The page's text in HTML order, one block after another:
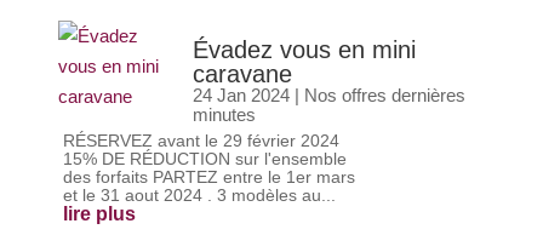
Évadez vous en mini
caravane
24 Jan 2024 | Nos offres dernières
minutes
RÉSERVEZ avant le 29 février 2024
15% DE RÉDUCTION sur l'ensemble
des forfaits PARTEZ entre le 1er mars
et le 31 aout 2024 . 3 modèles au...
lire plus